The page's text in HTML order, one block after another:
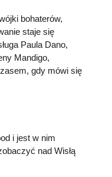
bohaterów,
staje się
Paula Dano,
Mandigo,
gdy mówi się
i jest w nim
nad Wisłą